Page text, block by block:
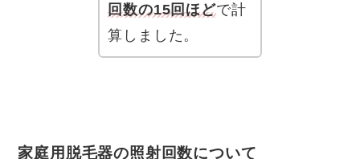
回数の15回ほどで計
算しました。
家庭用脱毛器の照射回数について